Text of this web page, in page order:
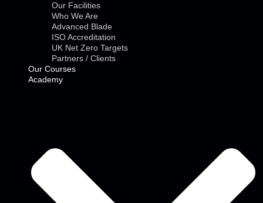
Our Facilities
Who We Are
Advanced Blade
ISO Accreditation
UK Net Zero Targets
Partners / Clients
Our Courses
Academy